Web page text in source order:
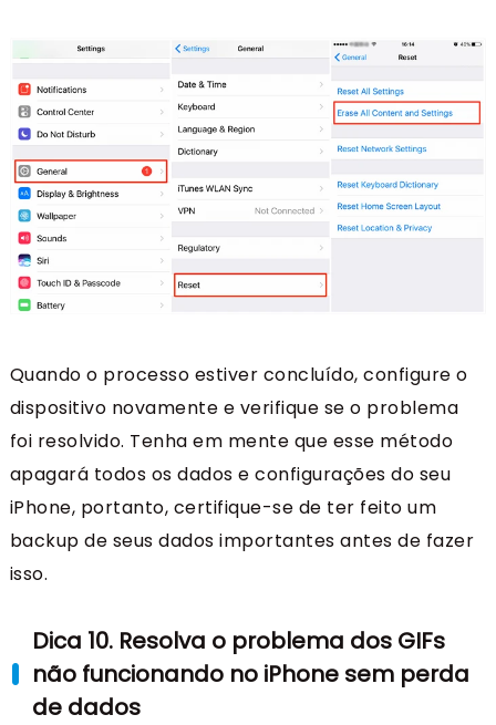
Quando o processo estiver concluído, configure o
dispositivo novamente e verifique se o problema
foi resolvido. Tenha em mente que esse método
apagará todos os dados e configurações do seu
iPhone, portanto, certifique-se de ter feito um
backup de seus dados importantes antes de fazer
isso.
Dica 10. Resolva o problema dos GIFs
não funcionando no iPhone sem perda
de dados